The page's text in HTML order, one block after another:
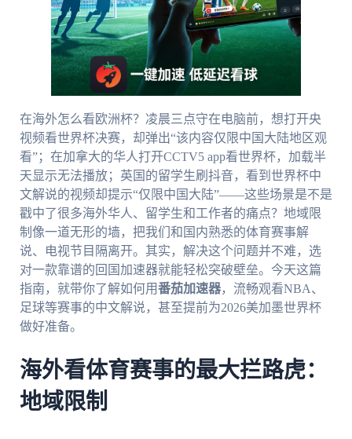
在海外怎么看欧洲杯？凌晨三点守在电脑前，想打开央
视频看世界杯决赛，却弹出“该内容仅限中国大陆地区观
看”；在加拿大的华人打开CCTV5 app看世界杯，加载半
天显示无法播放；英国的留学生刷抖音，看到世界杯中
文解说的视频却提示“仅限中国大陆”——这些场景是不是
戳中了很多海外华人、留学生和工作者的痛点？地域限
制像一道无形的墙，把我们和国内熟悉的体育赛事解
说、电视节目隔离开。其实，解决这个问题并不难，选
对一款靠谱的回国加速器就能轻松突破壁垒。今天这篇
指南，就带你了解如何用番茄加速器，流畅观看NBA、
足球等赛事的中文解说，甚至提前为2026美加墨世界杯
做好准备。
海外看体育赛事的最大拦路虎：
地域限制